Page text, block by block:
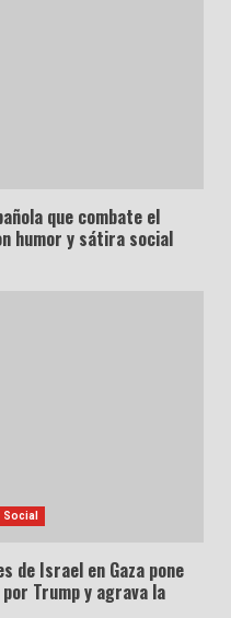
que combate el
humor y sátira social
Social
de Israel en Gaza pone
Trump y agrava la